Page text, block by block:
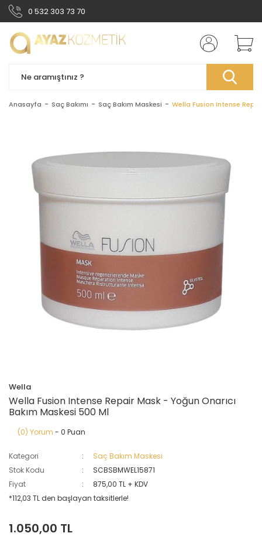
0 532 303 73 70
Anasayfa Saç Bakımı Saç Bakım Maskesi Wella Fusion Intense
Wella
Wella Fusion Intense Repair Mask - Yoğun Onarıcı
Bakım Maskesi 500 Ml
(0) Yorum - 0 Puan
Kategori
Saç Bakım Maskesi
Stok Kodu
SCBSBMWEL15871
Fiyat
875,00 TL + KDV
*112,03 TL den başlayan taksitlerle!
1.050,00 TL